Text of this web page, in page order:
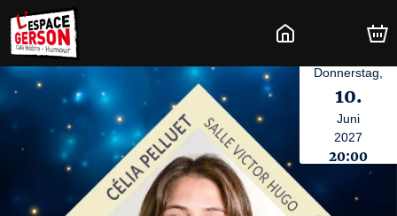
Donnerstag,
10.
Juni
2027
20:00